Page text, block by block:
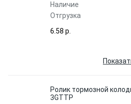
Наличие
Отгрузка
6.58 p.
Ролик тормозной
3GTTP